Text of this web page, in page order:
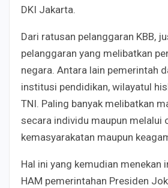
DKI Jakarta.
Dari ratusan pelanggaran KBB,
pelanggaran yang melibatkan
negara. Antara lain pemerintah
institusi pendidikan, wilayatul
TNI. Paling banyak melibatkan
secara individu maupun melalui
kemasyarakatan maupun
Hal ini yang kemudian menekan
HAM pemerintahan Presiden